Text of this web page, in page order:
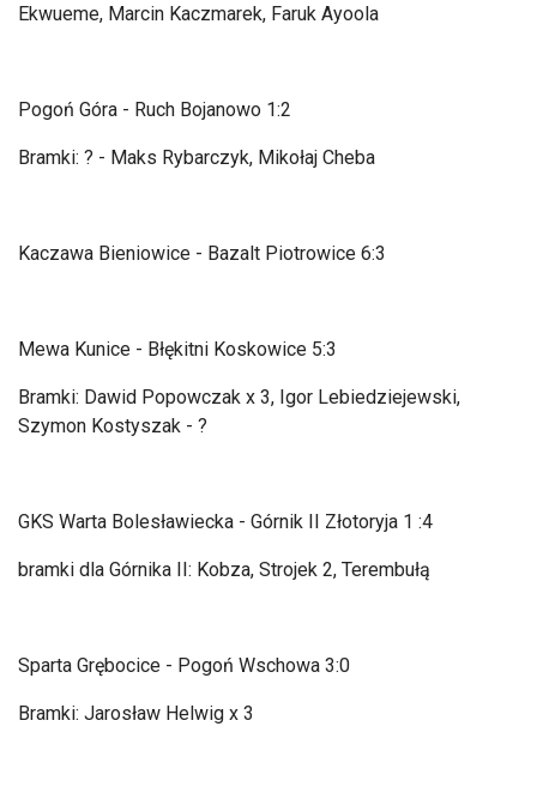
Ekwueme, Marcin Kaczmarek, Faruk Ayoola
Pogoń Góra - Ruch Bojanowo 1:2
Bramki: ? - Maks Rybarczyk, Mikołaj Cheba
Kaczawa Bieniowice - Bazalt Piotrowice 6:3
Mewa Kunice - Błękitni Koskowice 5:3
Bramki: Dawid Popowczak x 3, Igor Lebiedziejewski,
Szymon Kostyszak - ?
GKS Warta Bolesławiecka - Górnik II Złotoryja 1 :4
bramki dla Górnika II: Kobza, Strojek 2, Terembułą
Sparta Grębocice - Pogoń Wschowa 3:0
Bramki: Jarosław Helwig x 3